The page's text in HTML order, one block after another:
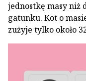
jednostkę masy niż
gatunku. Kot o
zużyje tylko około